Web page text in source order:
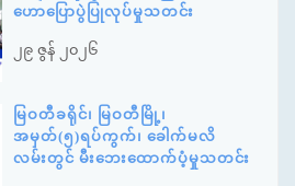
ဟောပြောပွဲပြုလုပ်မှုသတင်း
၂၉ ဇွန် ၂၀၂၆
မြဝတီခရိုင်၊ မြဝတီမြို့၊
အမှတ်(၅)ရပ်ကွက်၊ ခေါက်မလိ
လမ်းတွင် မီးဘေးထောက်ပံ့မှုသတင်း